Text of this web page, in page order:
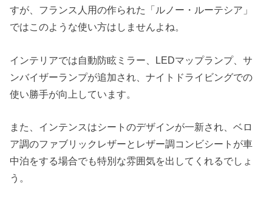
すが、フランス人用の作られた「ルノー・ルーテシア」
ではこのような使い方はしませんよね。
インテリアでは自動防眩ミラー、LEDマップランプ、サ
ンバイザーランプが追加され、ナイトドライビングでの
使い勝手が向上しています。
また、インテンスはシートのデザインが一新され、ベロ
ア調のファブリックレザーとレザー調コンビシートが車
中泊をする場合でも特別な雰囲気を出してくれるでしょ
う。